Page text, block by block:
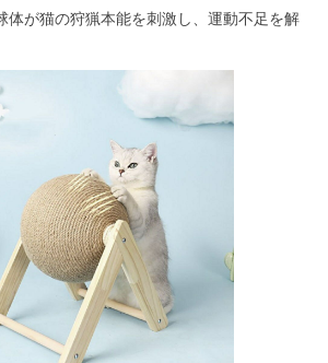
体が猫の狩猟本能を刺激し、運動不足を解